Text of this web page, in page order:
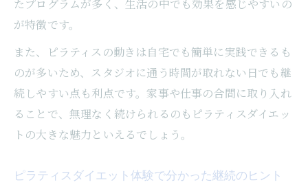
ピラティスダイエット体験が導いた理想の
東京都中央区で続けやすいダイエット習慣
の作り方
ピラティスダイエットを選ぶべき理由を解
説
エット効果
たプログラムが多く、生活の中でも効果を感じやすいの
が特徴です。
また、ピラティスの動きは自宅でも簡単に実践できるも
のが多いため、スタジオに通う時間が取れない日でも継
続しやすい点も利点です。家事や仕事の合間に取り入れ
ることで、無理なく続けられるのもピラティスダイエッ
トの大きな魅力といえるでしょう。
ピラティスダイエット体験で分かった継続のヒント